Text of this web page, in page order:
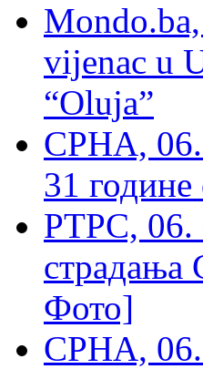
vijenac u
“Oluja”
СРНА, 06.
31
РТРС, 06.
страдања
Фото]
СРНА, 06.